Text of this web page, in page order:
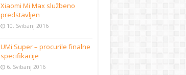
Xiaomi Mi Max službeno
predstavljen
10. Svibanj 2016
UMi Super – procurile finalne
specifikacije
6. Svibanj 2016